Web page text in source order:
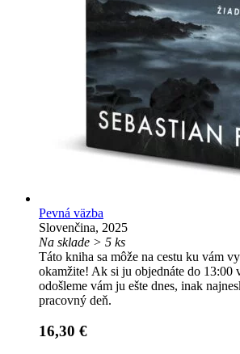
Pevná väzba
Slovenčina, 2025
Na sklade > 5 ks
Táto kniha sa môže na cestu ku vám
okamžite! Ak si ju objednáte do 13:00
odošleme vám ju ešte dnes, inak
pracovný deň.
16,30 €